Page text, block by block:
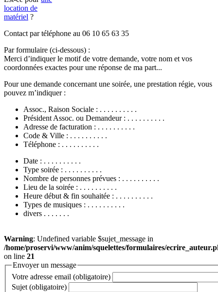
location de
matériel ?
Contact par téléphone au 06 10 65 63 35
Par formulaire (ci-dessous) :
Merci d’indiquer le motif de votre demande, votre nom et vos
coordonnées exactes pour une réponse de ma part...
Pour une demande concernant une soirée, une prestation régie, vous
pouvez m’indiquer :
Assoc., Raison Sociale : . . . . . . . . . .
Président Assoc. ou Demandeur : . . . . . . . . . .
Adresse de facturation : . . . . . . . . . .
Code & Ville : . . . . . . . . . .
Téléphone : . . . . . . . . . .
Date : . . . . . . . . . .
Type soirée : . . . . . . . . . .
Nombre de personnes prévues : . . . . . . . . . .
Lieu de la soirée : . . . . . . . . . .
Heure début & fin souhaitée : . . . . . . . . . .
Types de musiques : . . . . . . . . . .
divers . . . . . . .
Warning: Undefined variable $sujet_message in
/home/proservi/www/anim/squelettes/formulaires/
on line 21
Envoyer un message
Votre adresse email (obligatoire)
Sujet (obligatoire)